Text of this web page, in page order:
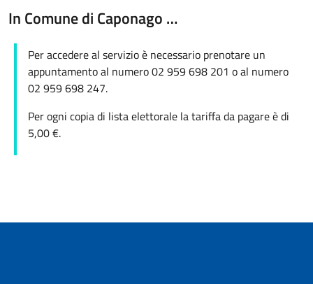
In Comune di Caponago …
Per accedere al servizio è necessario prenotare un
appuntamento al numero 02 959 698 201 o al numero
02 959 698 247.
Per ogni copia di lista elettorale la tariffa da pagare è di
5,00 €.